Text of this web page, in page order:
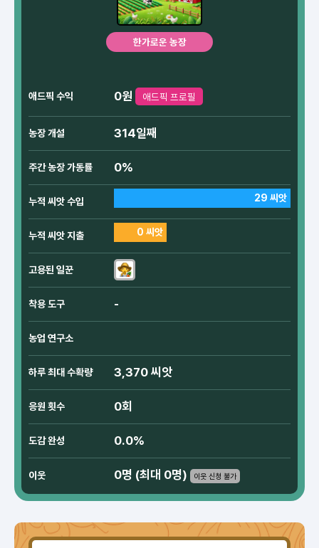
한가로운 농장
애드픽 수익 0원 애드픽 프로필
농장 개설 314일째
주간 농장 가동률 0%
누적 씨앗 수입 29 씨앗
누적 씨앗 지출 0 씨앗
고용된 일꾼
착용 도구 -
농업 연구소
하루 최대 수확량 3,370 씨앗
응원 횟수 0회
도감 완성 0.0%
이웃 0명 (최대 0명) 이웃 신청 불가